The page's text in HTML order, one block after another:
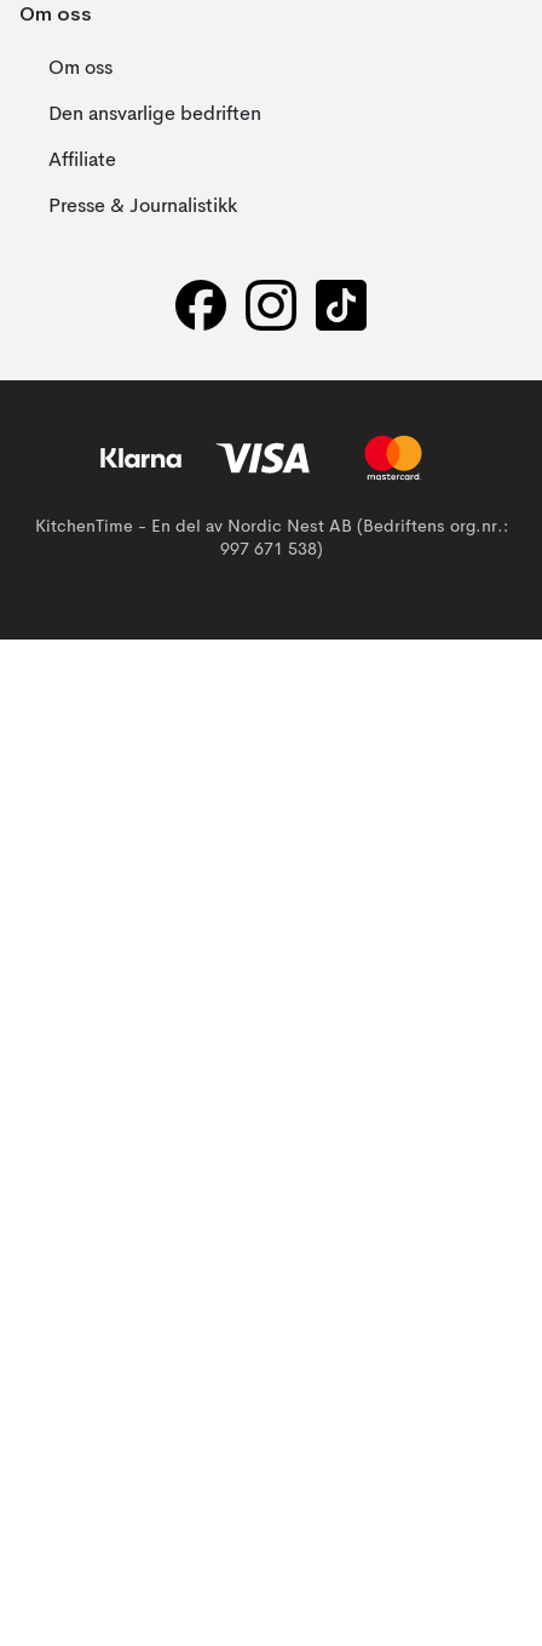
Om oss
Om oss
Den ansvarlige bedriften
Affiliate
Presse & Journalistikk
KitchenTime - En del av Nordic Nest AB (Bedriftens org.nr.:
997 671 538)